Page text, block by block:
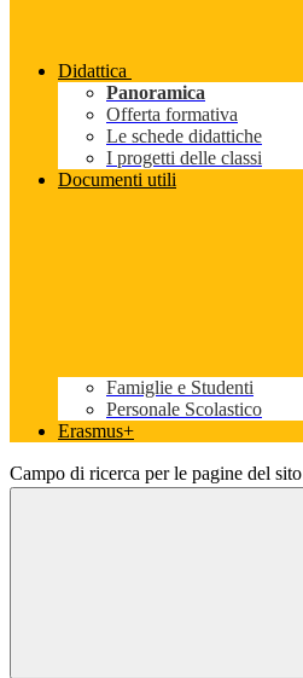
Didattica
Panoramica
Offerta formativa
Le schede didattiche
I progetti delle classi
Documenti utili
Famiglie e Studenti
Personale Scolastico
Erasmus+
Campo di ricerca per le pagine del sito